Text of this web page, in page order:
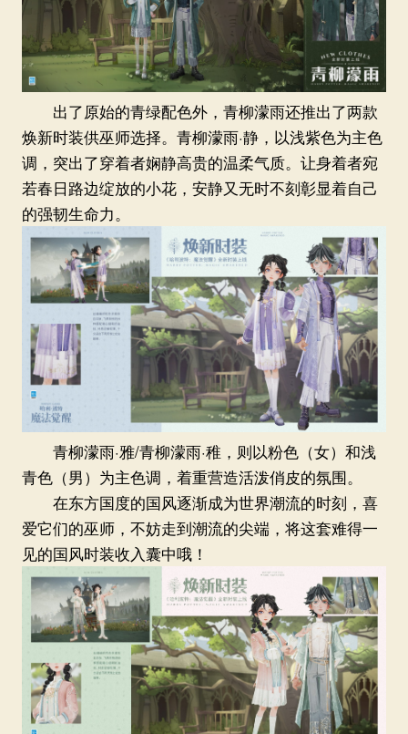
出了原始的青绿配色外，青柳濛雨还推出了两款
焕新时装供巫师选择。青柳濛雨·静，以浅紫色为主色
调，突出了穿着者娴静高贵的温柔气质。让身着者宛
若春日路边绽放的小花，安静又无时不刻彰显着自己
的强韧生命力。
青柳濛雨·雅/青柳濛雨·稚，则以粉色（女）和浅
青色（男）为主色调，着重营造活泼俏皮的氛围。
在东方国度的国风逐渐成为世界潮流的时刻，喜
爱它们的巫师，不妨走到潮流的尖端，将这套难得一
见的国风时装收入囊中哦！